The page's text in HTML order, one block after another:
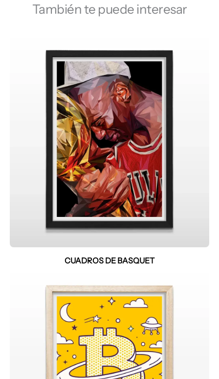
También te puede interesar
CUADROS DE BASQUET